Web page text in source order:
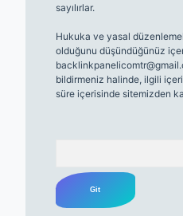
sayılırlar.
Hukuka ve yasal
olduğunu düşündüğünüz
bildirmeniz halinde, ilgili
süre içerisinde sitemizden